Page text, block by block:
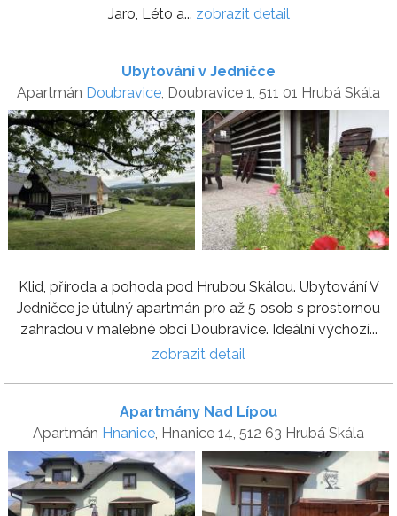
Jaro, Léto a... zobrazit detail
Ubytování v Jedničce
Apartmán Doubravice, Doubravice 1, 511 01 Hrubá Skála
Klid, příroda a pohoda pod Hrubou Skálou. Ubytování V
Jedničce je útulný apartmán pro až 5 osob s prostornou
zahradou v malebné obci Doubravice. Ideální výchozí...
zobrazit detail
Apartmány Nad Lípou
Apartmán Hnanice, Hnanice 14, 512 63 Hrubá Skála